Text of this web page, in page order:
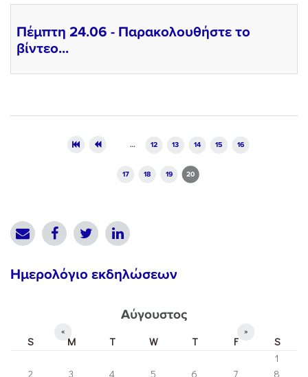
Πέμπτη 24.06 - Παρακολουθήστε το
βίντεο...
… 12 13 14 15 16
17 18 19 20
Ημερολόγιο εκδηλώσεων
Αύγουστος
« »
S M T W T F
S
1
2
3 4 5 6 7
8